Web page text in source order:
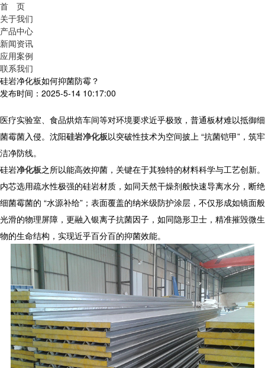
首 页
关于我们
产品中心
新闻资讯
应用案例
联系我们
硅岩净化板如何抑菌防霉？
发布时间：2025-5-14 10:17:00
医疗实验室、食品烘焙车间等对环境要求近乎极致，普通板材难以抵御细
菌霉菌入侵。 沈阳硅岩净化板以突破性技术为空间披上 “抗菌铠甲”，筑牢
洁净防线。
硅岩净化板之所以能高效抑菌，关键在于其独特的材料科学与工艺创新。
内芯选用疏水性极强的硅岩材质，如同天然干燥剂般快速导离水分，断绝
细菌霉菌的 “水源补给”；表面覆盖的纳米级防护涂层，不仅形成如镜面般
光滑的物理屏障，更融入银离子抗菌因子，如同隐形卫士，精准摧毁微生
物的生命结构，实现近乎百分百的抑菌效能。